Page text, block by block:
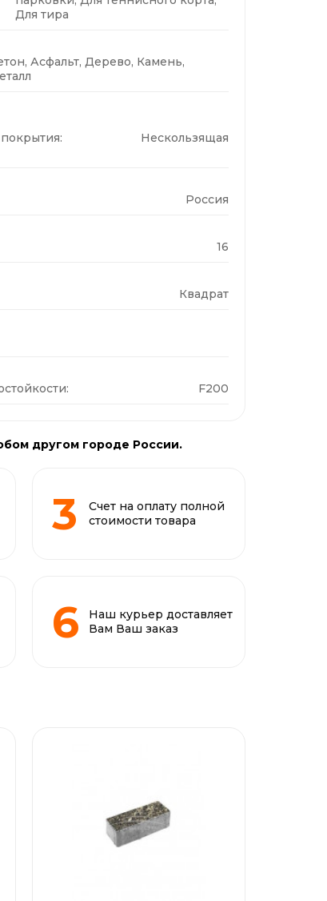
Для тира
Асфальт, Дерево, Камень,
Нескользящая
Россия
16
Квадрат
F200
другом городе России.
Счет на оплату полной
стоимости товара
Наш курьер доставляет
Вам Ваш заказ